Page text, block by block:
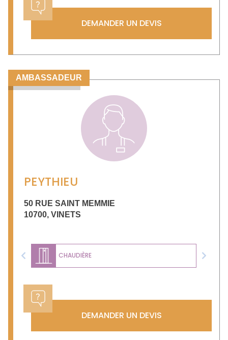
DEMANDER UN DEVIS
AMBASSADEUR
PEYTHIEU
50 RUE SAINT MEMMIE
10700, VINETS
CHAUDIÈRE
Previous Next
DEMANDER UN DEVIS